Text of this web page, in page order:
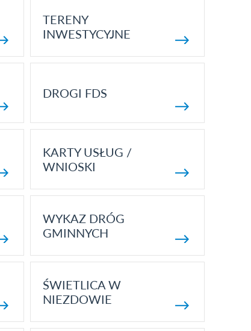
TERENY
INWESTYCYJNE
DROGI FDS
KARTY USŁUG /
WNIOSKI
WYKAZ DRÓG
GMINNYCH
ŚWIETLICA W
NIEZDOWIE